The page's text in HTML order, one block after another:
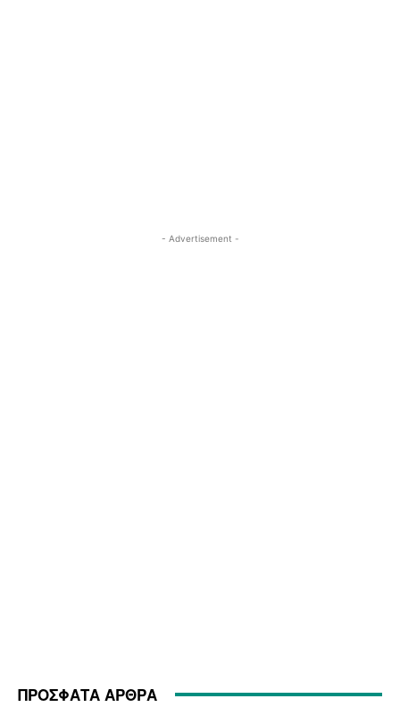
- Advertisement -
ΠΡΟΣΦΑΤΑ ΑΡΘΡΑ